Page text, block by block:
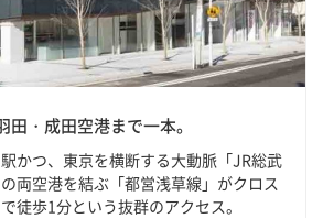
・成田空港まで一本。
駅かつ、東京を横断する大動脈「JR総武
両空港を結ぶ「都営浅草線」がクロス
徒歩1分という抜群のアクセス。